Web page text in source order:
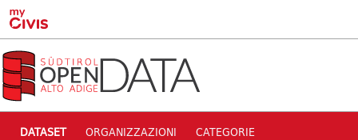
Skip to main content
DATASET ORGANIZZAZIONI CATEGORIE